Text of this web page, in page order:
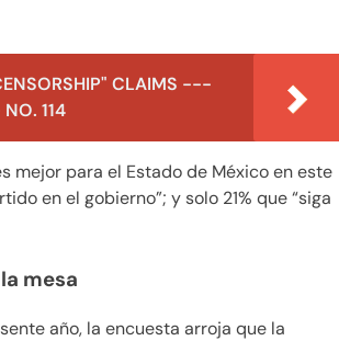
CLAIMS ---
114
mejor para el Estado de México en este
en el gobierno”; y solo 21% que “siga
mesa
año, la encuesta arroja que la